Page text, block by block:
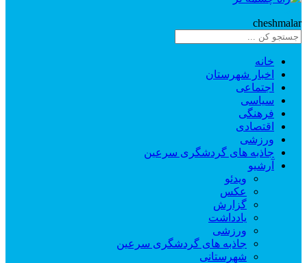
cheshmalar
خانه
اخبار شهرستان
اجتماعی
سیاسی
فرهنگی
اقتصادی
ورزشی
جاذبه های گردشگری سرعین
آرشیو
ویدئو
عکس
گزارش
یادداشت
ورزشی
جاذبه های گردشگری سرعین
شهرستانی